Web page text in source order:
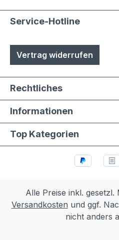
Service-Hotline
Vertrag widerrufen
Rechtliches
Informationen
Top Kategorien
Alle Preise inkl.
Versandkosten und ggf.
nicht anders